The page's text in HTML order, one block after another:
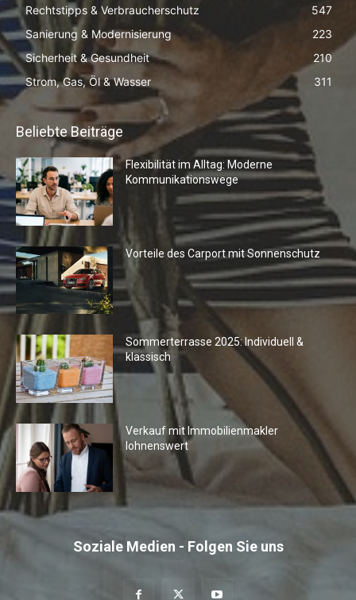
Rechtstipps & Verbraucherschutz
547
Sanierung & Modernisierung
223
Sicherheit & Gesundheit
210
Strom, Gas, Öl & Wasser
311
Beliebte Beiträge
Flexibilität im Alltag: Moderne
Kommunikationswege
Vorteile des Carport mit Sonnenschutz
Sommerterrasse 2025: Individuell &
klassisch
Verkauf mit Immobilienmakler
lohnenswert
Soziale Medien - Folgen Sie uns